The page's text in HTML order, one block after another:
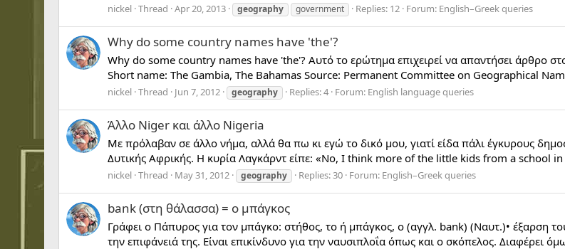
nickel Thread Apr 20, 2013 geography government Replies: 12 Forum: English–Greek queries
Why do some country names have 'the'?
Why do some country names have 'the'? Αυτό το ερώτημα επιχειρεί να απαντήσει άρθρο
Short name: The Gambia, The Bahamas Source: Permanent Committee on Geographical
nickel Thread Jun 7, 2012 geography Replies: 4 Forum: English language queries
Άλλο Niger και άλλο Nigeria
Με πρόλαβαν σε άλλο νήμα, αλλά θα πω κι εγώ το δικό μου, γιατί είδα πάλι έγκυρους
Δυτικής Αφρικής. Η κυρία Λαγκάρντ είπε: «No, I think more of the little kids from a school
nickel Thread May 31, 2012 geography Replies: 30 Forum: English–Greek queries
bank (στη θάλασσα) = ο μπάγκος
Γράφει ο Πάπυρος για τον μπάγκο: στήθος, το ή μπάγκος, ο (αγγλ. bank) (Ναυτ.)• έξαρση
την επιφάνειά της. Είναι επικίνδυνο για την ναυσιπλοΐα όπως και ο σκόπελος. Διαφέρει